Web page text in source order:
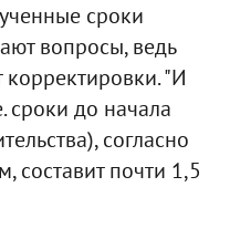
сроки
вопросы, ведь
корректировки. "И
сроки до начала
согласно
составит почти 1,5